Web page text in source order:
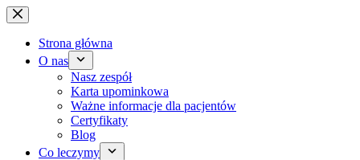
Przejdź
do
treści
Strona główna
O nas
Nasz zespół
Karta upominkowa
Ważne informacje dla pacjentów
Certyfikaty
Blog
Co leczymy